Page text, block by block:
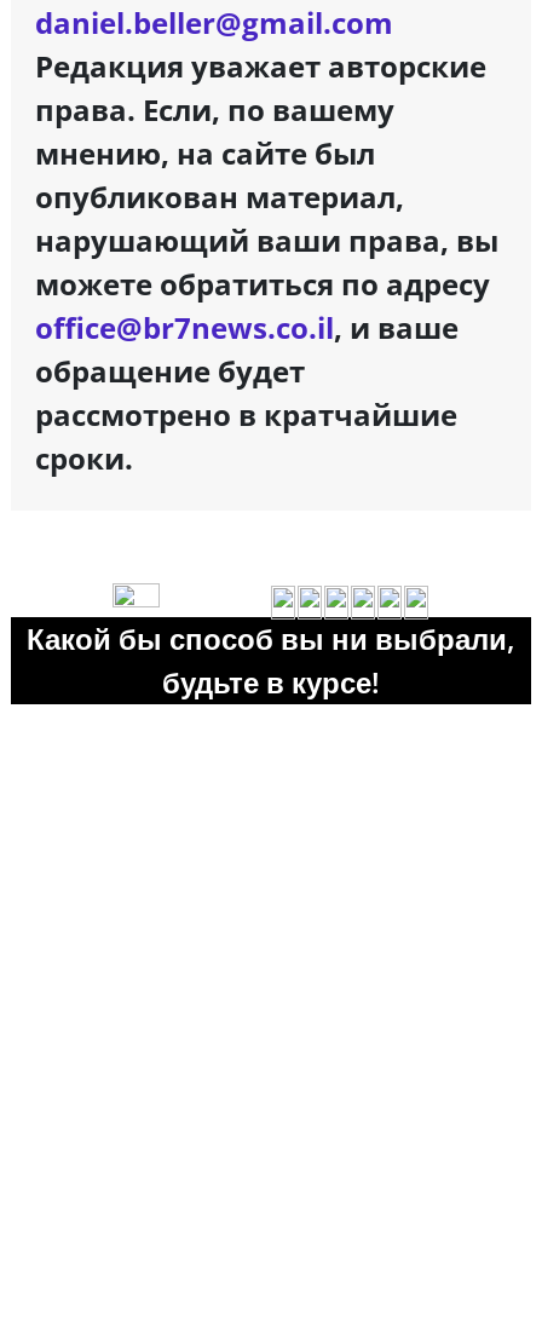
daniel.beller@gmail.com
Редакция уважает авторские
права. Если, по вашему
мнению, на сайте был
опубликован материал,
нарушающий ваши права, вы
можете обратиться по адресу
office@br7news.co.il, и ваше
обращение будет
рассмотрено в кратчайшие
сроки.
Какой бы способ вы ни выбрали,
будьте в курсе!